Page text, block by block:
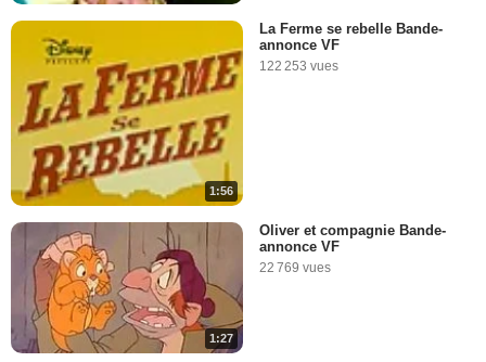
1:56
La Ferme se rebelle Bande-
annonce VF
122 253 vues
1:27
Oliver et compagnie Bande-
annonce VF
22 769 vues